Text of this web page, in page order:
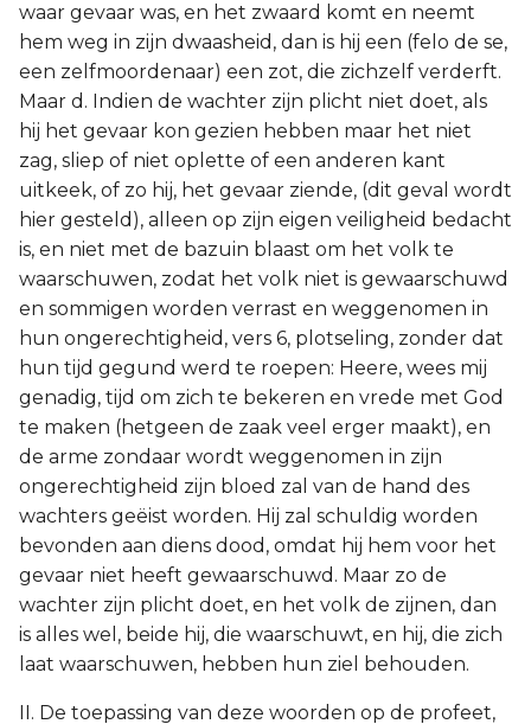
waar gevaar was, en het zwaard komt en neemt
hem weg in zijn dwaasheid, dan is hij een (felo de se,
een zelfmoordenaar) een zot, die zichzelf verderft.
Maar d. Indien de wachter zijn plicht niet doet, als
hij het gevaar kon gezien hebben maar het niet
zag, sliep of niet oplette of een anderen kant
uitkeek, of zo hij, het gevaar ziende, (dit geval wordt
hier gesteld), alleen op zijn eigen veiligheid bedacht
is, en niet met de bazuin blaast om het volk te
waarschuwen, zodat het volk niet is gewaarschuwd
en sommigen worden verrast en weggenomen in
hun ongerechtigheid, vers 6, plotseling, zonder dat
hun tijd gegund werd te roepen: Heere, wees mij
genadig, tijd om zich te bekeren en vrede met God
te maken (hetgeen de zaak veel erger maakt), en
de arme zondaar wordt weggenomen in zijn
ongerechtigheid zijn bloed zal van de hand des
wachters geëist worden. Hij zal schuldig worden
bevonden aan diens dood, omdat hij hem voor het
gevaar niet heeft gewaarschuwd. Maar zo de
wachter zijn plicht doet, en het volk de zijnen, dan
is alles wel, beide hij, die waarschuwt, en hij, die zich
laat waarschuwen, hebben hun ziel behouden.
II. De toepassing van deze woorden op de profeet,